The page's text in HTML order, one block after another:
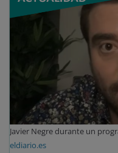
Javier Negre durante un
eldiario.es